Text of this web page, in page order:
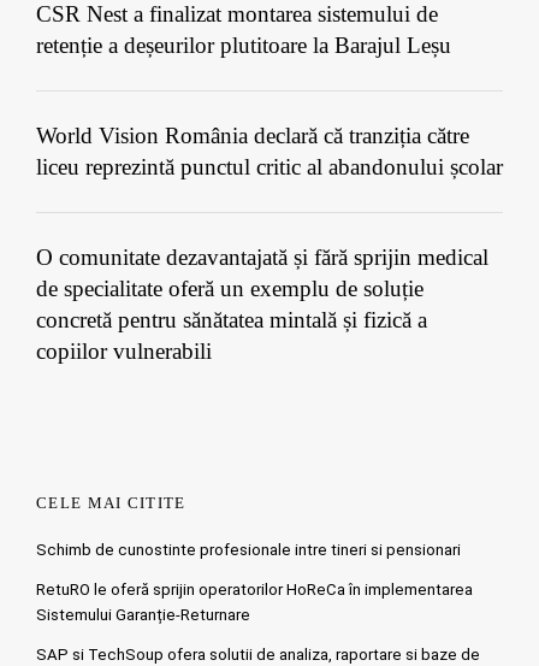
CSR Nest a finalizat montarea sistemului de
retenție a deșeurilor plutitoare la Barajul Leșu
World Vision România declară că tranziția către
liceu reprezintă punctul critic al abandonului școlar
O comunitate dezavantajată și fără sprijin medical
de specialitate oferă un exemplu de soluție
concretă pentru sănătatea mintală și fizică a
copiilor vulnerabili
CELE MAI CITITE
Schimb de cunostinte profesionale intre tineri si pensionari
RetuRO le oferă sprijin operatorilor HoReCa în implementarea
Sistemului Garanție-Returnare
SAP si TechSoup ofera solutii de analiza, raportare si baze de